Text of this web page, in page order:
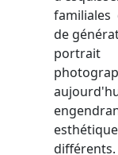
de
différents.